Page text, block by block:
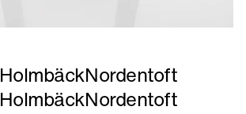
HolmbäckNordentoft
HolmbäckNordentoft